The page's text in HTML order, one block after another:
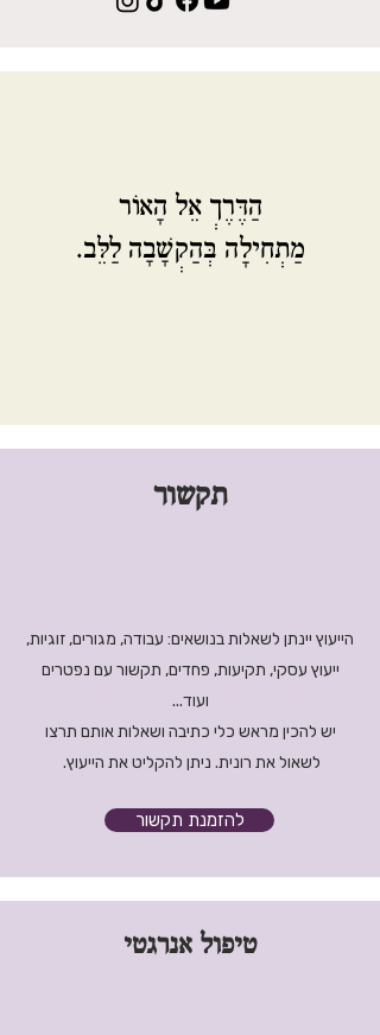
הַדֶּרֶךְ אֵל הָאוֹר
מַתְחִילָה בְּהַקְשָׁבָה לַלֵּב.
תקשור
הייעוץ יינתן לשאלות בנושאים: עבודה, מגורים, זוגיות,
ייעוץ עסקי, תקיעות, פחדים, תקשור עם נפטרים
ועוד...
יש להכין מראש כלי כתיבה ושאלות אותם תרצו
לשאול את רונית. ניתן להקליט את הייעוץ.
להזמנת תקשור
טיפול אנרגטי